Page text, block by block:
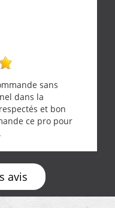
sans
dans la
et bon
ce pro pour
avis